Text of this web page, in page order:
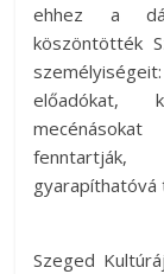
ehhez a
köszöntötték
előadókat,
gyarapíthatóvá
Szeged